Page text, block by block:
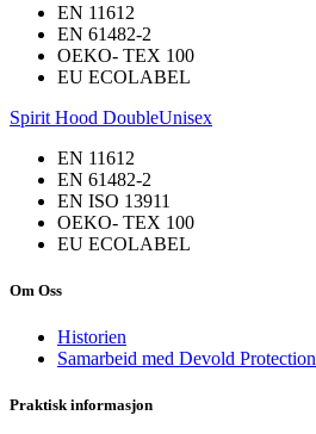
EN 11612
EN 61482-2
OEKO- TEX 100
EU ECOLABEL
Spirit Hood DoubleUnisex
EN 11612
EN 61482-2
EN ISO 13911
OEKO- TEX 100
EU ECOLABEL
Om Oss
Historien
Samarbeid med Devold Protection
Praktisk informasjon